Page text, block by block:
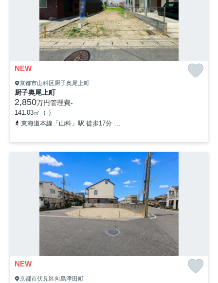
NEW
京都市山科区厨子奥尾上町
厨子奥尾上町
2,850万円管理費-
141.03㎡（-）
東海道本線「山科」駅 徒歩17分
NEW
京都市伏見区向島津田町